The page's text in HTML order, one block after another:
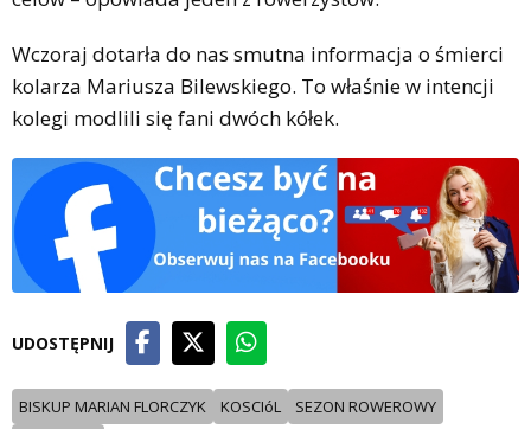
Wczoraj dotarła do nas smutna informacja o śmierci
kolarza Mariusza Bilewskiego. To właśnie w intencji
kolegi modlili się fani dwóch kółek.
UDOSTĘPNIJ
BISKUP MARIAN FLORCZYK KOSCIóL
SEZON ROWEROWY